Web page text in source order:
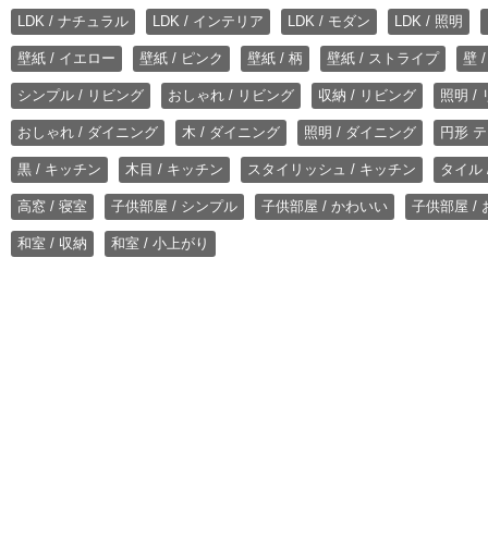
LDK / ナチュラル LDK / インテリア LDK / モダン LDK / 照明
壁紙 / イエロー 壁紙 / ピンク 壁紙 / 柄 壁紙 / ストライプ 壁
シンプル / リビング おしゃれ / リビング 収納 / リビング 照明 /
おしゃれ / ダイニング 木 / ダイニング 照明 / ダイニング 円形
黒 / キッチン 木目 / キッチン スタイリッシュ / キッチン タイル
高窓 / 寝室 子供部屋 / シンプル 子供部屋 / かわいい 子供部屋 /
和室 / 収納 和室 / 小上がり